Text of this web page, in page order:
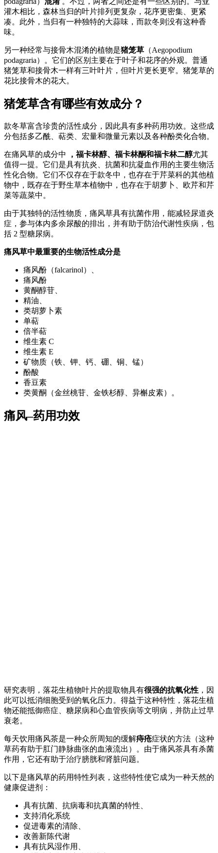
灌木相比，森林当归的叶片排列更复杂，花序更密集、更紧
凑。此外，当归有一种独特的大蒜味，而款冬则没有这种香
味。
另一种经常与接骨木混淆的植物是猪笼草 （Aegopodium
podagraria）。它们的区别主要在于叶子和花序的外观。普通
猪笼草和接骨木一样有三叶叶片，但叶片更长更窄。猪笼草的
花比接骨木的花大。
猪笼草含有哪些有效成分？
款冬草富含珍贵的活性成分，因此具有多种药用功效。这些成
分包括多乙酰、萜类、宏量和微量元素以及各种酚类化合物。
在痛风草的成分中 ，福卡林醇、福卡林酮和福卡林二醇尤其
值得一提。它们是具有抗炎、抗菌和抗凝血作用的主要生物活
性化合物。它们不仅存在于款冬中，也存在于芹菜科的其他植
物中，既存在于野生草本植物中，也存在于胡萝卜、欧芹和芹
菜等蔬菜中。
由于其独特的活性物质，痛风草具有抗菌作用，能减轻尿道炎
症，参与体内多余尿酸的排出，并有助于防治代谢性疾病，包
括 2 型糖尿病。
痛风草中最重要的生物活性成分是
痛风酚（falcarinol）、
痛风酚
黄酮醇苷、
精油、
类胡萝卜素
单萜
倍半萜
维生素 C
维生素 E
矿物质（铁、钾、钙、硼、铜、锰）
酚酸
香豆素
类黄酮（金丝桃苷、金铁杉醇、异槲皮素）。
痛风–药用功效
研究表明，落花生植物叶片的提取物具有很强的抗氧化性 ，因
此可以抵消细胞受到的氧化压力。得益于这种特性，落花生植
物还能抵御癌症、糖尿病和心血管疾病等文明病，并防止过早
衰老。
每天饮用痛风茶是一种众所周知的缓解痔疮症状的方法（这种
草药有助于肛门静脉曲张的血液流出）。由于痛风茶具有杀菌
作用，它还有助于治疗膀胱和肾脏问题。
以下是痛风草的药用特性列表，这些特性使它成为一种天然的
健康促进剂：
具有抗菌、抗病毒和抗真菌的特性、
支持消化系统
促进毒素的清除、
改善新陈代谢
具有抗风湿作用、